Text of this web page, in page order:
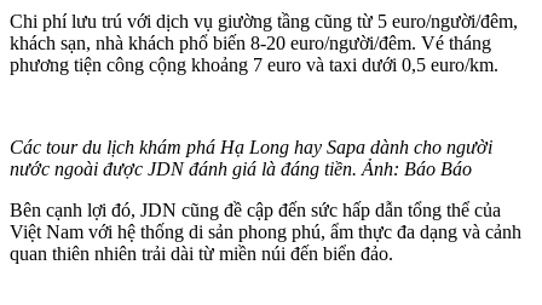
Chi phí lưu trú với dịch vụ giường tầng cũng từ 5 euro/người/đêm,
khách sạn, nhà khách phổ biến 8-20 euro/người/đêm. Vé tháng
phương tiện công cộng khoảng 7 euro và taxi dưới 0,5 euro/km.
Các tour du lịch khám phá Hạ Long hay Sapa dành cho người
nước ngoài được JDN đánh giá là đáng tiền. Ảnh: Báo Báo
Bên cạnh lợi đó, JDN cũng đề cập đến sức hấp dẫn tổng thể của
Việt Nam với hệ thống di sản phong phú, ẩm thực đa dạng và cảnh
quan thiên nhiên trải dài từ miền núi đến biển đảo.